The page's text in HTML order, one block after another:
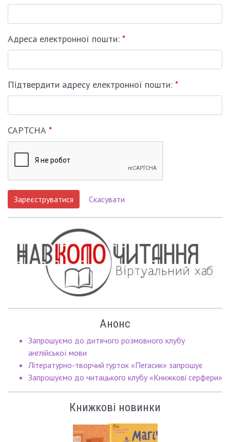
Адреса електронної пошти: *
Підтвердити адресу електронної пошти: *
CAPTCHA *
Зареєструватися Скасувати
Анонс
Запрошуємо до дитячого розмовного клубу
англійської мови
Літературно-творчий гурток «Пегасик» запрошує
Запрошуємо до читацького клубу «Книжкові серфери»
Книжкові новинки